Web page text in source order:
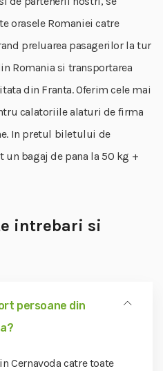
orasele Romaniei catre
preluarea pasagerilor la tur
Romania si transportarea
din Franta. Oferim cele mai
calatoriile alaturi de firma
In pretul biletului de
bagaj de pana la 50 kg +
intrebari si
persoane din
Cernavoda catre toate